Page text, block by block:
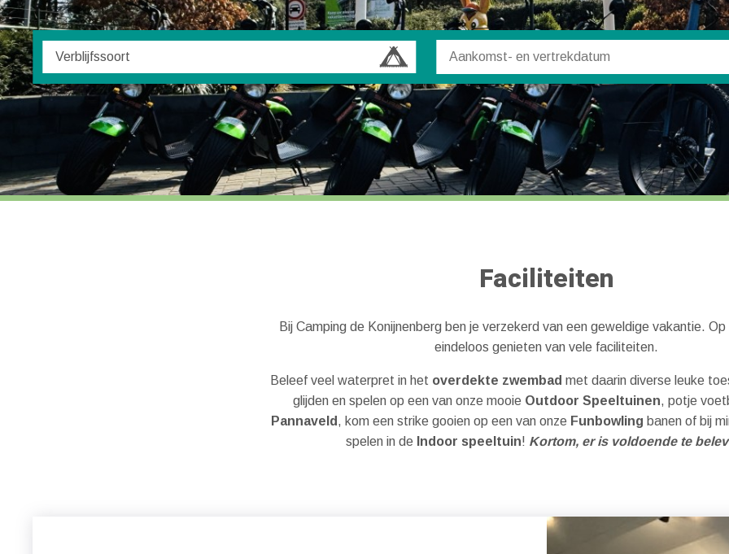
Faciliteiten
Bij Camping de Konijnenberg ben je verzekerd van een geweldige vakantie.
eindeloos genieten van vele faciliteiten.
Beleef veel waterpret in het overdekte zwembad met daarin diverse leuke
glijden en spelen op een van onze mooie Outdoor Speeltuinen, potje
Pannaveld , kom een strike gooien op een van onze Funbowling banen of bij
spelen in de Indoor speeltuin! Kortom, er is voldoende te